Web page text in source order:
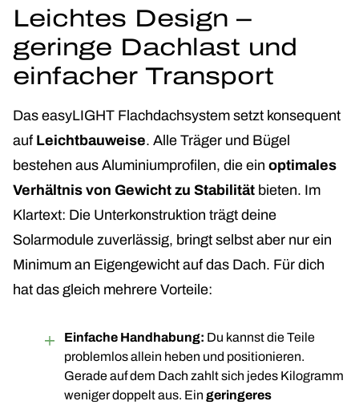
Leichtes Design –
geringe Dachlast und
einfacher Transport
Das easyLIGHT Flachdachsystem setzt konsequent
auf Leichtbauweise. Alle Träger und Bügel
bestehen aus Aluminiumprofilen, die ein optimales
Verhältnis von Gewicht zu Stabilität bieten. Im
Klartext: Die Unterkonstruktion trägt deine
Solarmodule zuverlässig, bringt selbst aber nur ein
Minimum an Eigengewicht auf das Dach. Für dich
hat das gleich mehrere Vorteile:
Einfache Handhabung: Du kannst die Teile
problemlos allein heben und positionieren.
Gerade auf dem Dach zahlt sich jedes Kilogramm
weniger doppelt aus. Ein geringeres